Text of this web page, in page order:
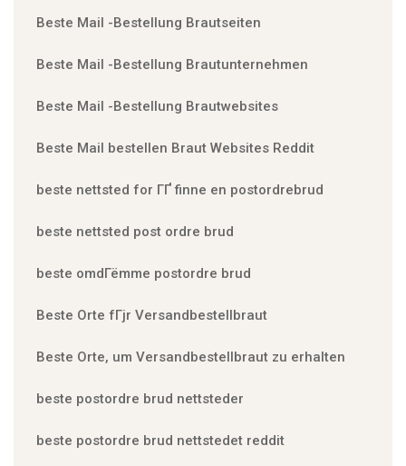
Beste Mail -Bestellung Brautseiten
Beste Mail -Bestellung Brautunternehmen
Beste Mail -Bestellung Brautwebsites
Beste Mail bestellen Braut Websites Reddit
beste nettsted for ГҐ finne en postordrebrud
beste nettsted post ordre brud
beste omdГёmme postordre brud
Beste Orte fГјr Versandbestellbraut
Beste Orte, um Versandbestellbraut zu erhalten
beste postordre brud nettsteder
beste postordre brud nettstedet reddit